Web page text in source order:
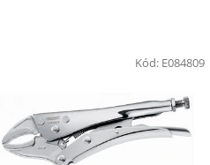
Kód: E084809